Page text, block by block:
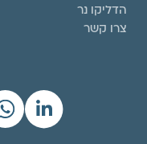
הדליקו נר
צרו קשר